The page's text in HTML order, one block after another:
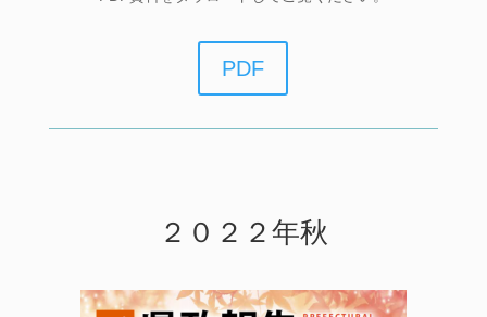
PDF
２０２２年秋